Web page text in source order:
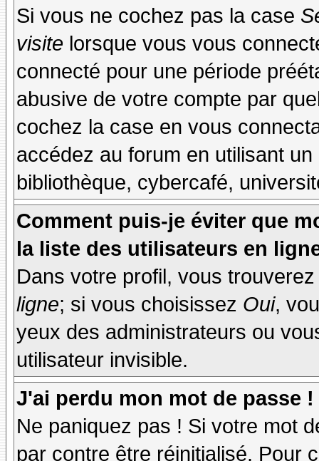
Si vous ne cochez pas la case
visite lorsque vous vous
connecté pour une période
abusive de votre compte par
cochez la case en vous
accédez au forum en utilisant
bibliothèque, cybercafé,
Comment puis-je éviter que
la liste des utilisateurs en
Dans votre profil, vous
ligne; si vous choisissez Oui,
yeux des administrateurs ou
utilisateur invisible.
J'ai perdu mon mot de passe !
Ne paniquez pas ! Si votre mot
par contre être réinitialisé. Pour